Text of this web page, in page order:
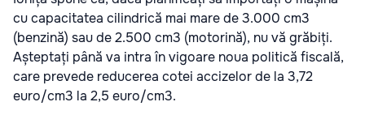
cu capacitatea cilindrică mai mare de 3.000 cm3
(benzină) sau de 2.500 cm3 (motorină), nu vă grăbiți.
Așteptați până va intra în vigoare noua politică fiscală,
care prevede reducerea cotei accizelor de la 3,72
euro/cm3 la 2,5 euro/cm3.